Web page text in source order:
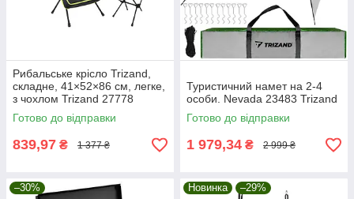
Рибальське крісло Trizand,
складне, 41×52×86 см, легке,
з чохлом Trizand 27778
Готово до відправки
839,97 ₴ 1 377 ₴
Туристичний намет на 2-4
особи. Nevada 23483 Trizand
Готово до відправки
1 979,34 ₴ 2 999 ₴
–30% Новинка –29%